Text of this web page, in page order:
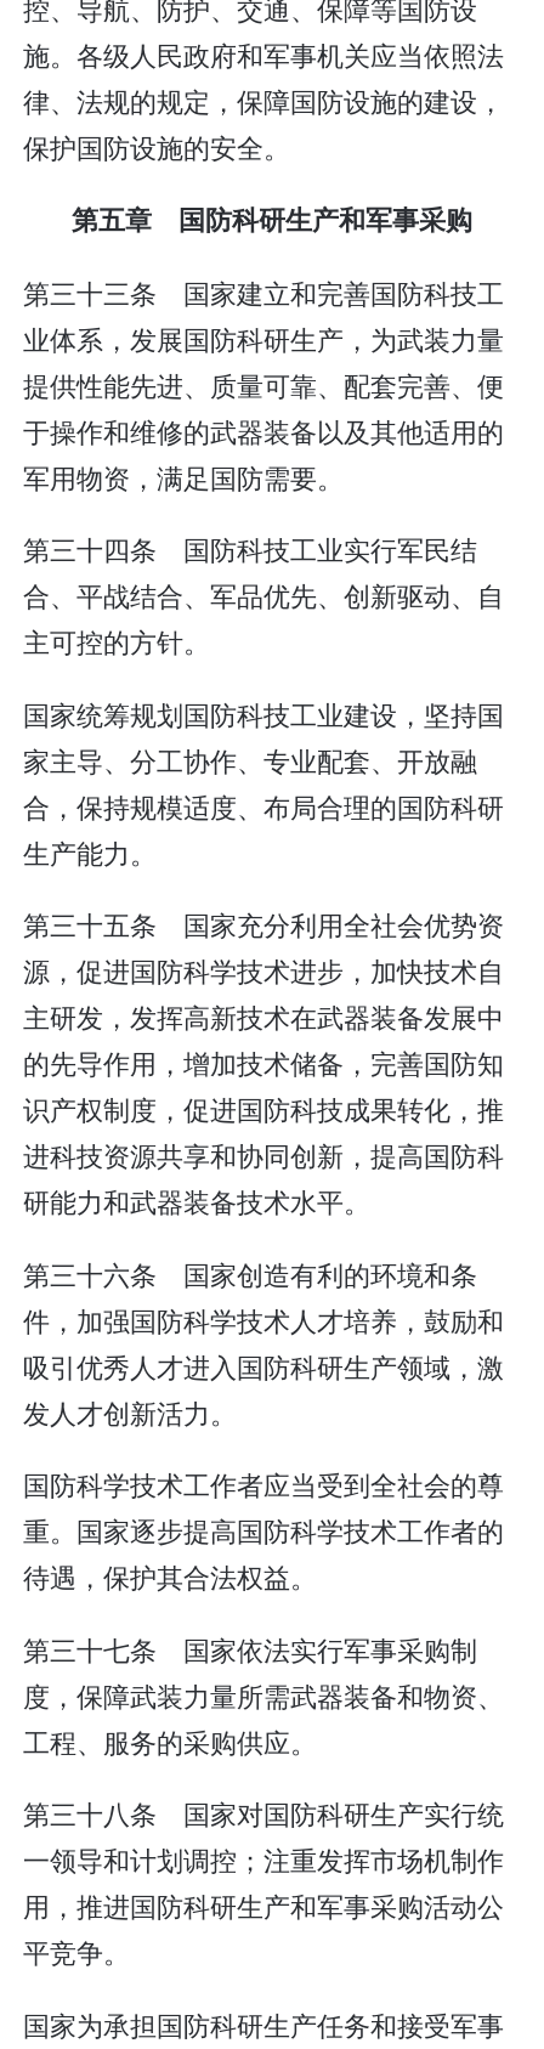
控、导航、防护、交通、保障等国防设
施。各级人民政府和军事机关应当依照法
律、法规的规定，保障国防设施的建设，
保护国防设施的安全。
第五章 国防科研生产和军事采购
第三十三条 国家建立和完善国防科技工
业体系，发展国防科研生产，为武装力量
提供性能先进、质量可靠、配套完善、便
于操作和维修的武器装备以及其他适用的
军用物资，满足国防需要。
第三十四条 国防科技工业实行军民结
合、平战结合、军品优先、创新驱动、自
主可控的方针。
国家统筹规划国防科技工业建设，坚持国
家主导、分工协作、专业配套、开放融
合，保持规模适度、布局合理的国防科研
生产能力。
第三十五条 国家充分利用全社会优势资
源，促进国防科学技术进步，加快技术自
主研发，发挥高新技术在武器装备发展中
的先导作用，增加技术储备，完善国防知
识产权制度，促进国防科技成果转化，推
进科技资源共享和协同创新，提高国防科
研能力和武器装备技术水平。
第三十六条 国家创造有利的环境和条
件，加强国防科学技术人才培养，鼓励和
吸引优秀人才进入国防科研生产领域，激
发人才创新活力。
国防科学技术工作者应当受到全社会的尊
重。国家逐步提高国防科学技术工作者的
待遇，保护其合法权益。
第三十七条 国家依法实行军事采购制
度，保障武装力量所需武器装备和物资、
工程、服务的采购供应。
第三十八条 国家对国防科研生产实行统
一领导和计划调控；注重发挥市场机制作
用，推进国防科研生产和军事采购活动公
平竞争。
国家为承担国防科研生产任务和接受军事